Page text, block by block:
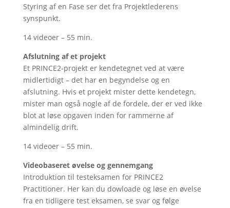
Styring af en Fase ser det fra Projektlederens
synspunkt.
14 videoer – 55 min.
Afslutning af et projekt
Et PRINCE2-projekt er kendetegnet ved at være
midlertidigt – det har en begyndelse og en
afslutning. Hvis et projekt mister dette kendetegn,
mister man også nogle af de fordele, der er ved ikke
blot at løse opgaven inden for rammerne af
almindelig drift.
14 videoer – 55 min.
Videobaseret øvelse og gennemgang
Introduktion til testeksamen for PRINCE2
Practitioner. Her kan du dowloade og løse en øvelse
fra en tidligere test eksamen, se svar og følge